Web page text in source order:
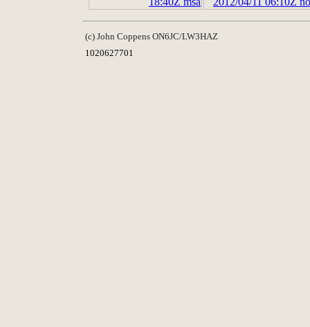
(c) John Coppens ON6JC/LW3HAZ
1020627701